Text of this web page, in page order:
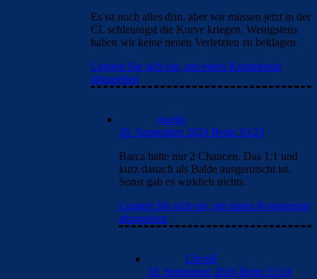
Es ist noch alles drin, aber wir müssen jetzt in der
CL schleunigst die Kurve kriegen. Wenigstens
haben wir keine neuen Verletzten zu beklagen.
Loggen Sie sich ein, um einen Kommentar
abzugeben
marko
20. September 2024 Beim 10:23
Barca hatte nur 2 Chancen. Das 1:1 und
kurz danach als Balde ausgerutscht ist.
Sonst gab es wirklich nichts.
Loggen Sie sich ein, um einen Kommentar
abzugeben
ChrisR
20. September 2024 Beim 11:24